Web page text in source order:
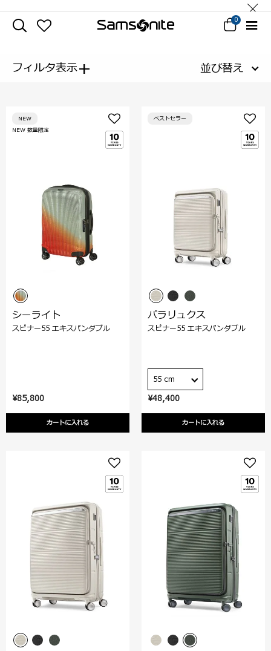
0
フィルタ表示+ 並び替え
¥85,800
カートに入れる
NEW 数量限定
NEW
シーライト
スピナー55 エキスパンダブル
¥48,400
カートに入れる
ベストセラー
パラリュクス
スピナー55 エキスパンダブル
55 cm